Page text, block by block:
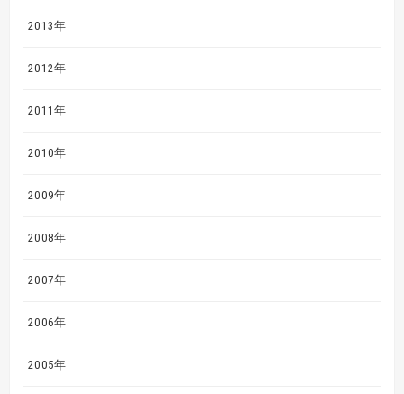
2013年
2012年
2011年
2010年
2009年
2008年
2007年
2006年
2005年